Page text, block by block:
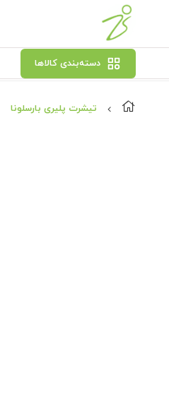
دسته‌بندی کالاها
تیشرت پلیری بارسلونا